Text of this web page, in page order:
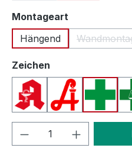
Montageart
Hängend
Zeichen
Apotheken AApotheken A
Produkt Anzahl: